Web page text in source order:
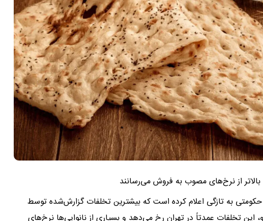
بالاتر از نرخ‌های مصوب به فروش می‌رسانند
حکومتی به تازگی اعلام کرده است که بیشترین تخلفات گزارش‌شده توسط
این تخلفات عمدتاً در تهران رخ می‌دهد و بسیاری از نانوایی‌ها نرخ‌های